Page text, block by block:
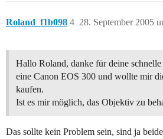
Roland_f1b098 28. September 2005
4
Hallo Roland, danke für deine
eine Canon EOS 300 und wollte mir
kaufen.
Ist es mir möglich, das Objektiv zu
Das sollte kein Problem sein, sind ja